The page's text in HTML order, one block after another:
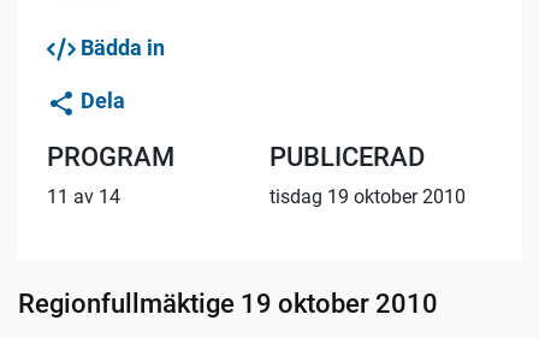
Bädda in
Dela
PROGRAM
11 av 14
PUBLICERAD
tisdag 19 oktober 2010
Regionfullmäktige 19 oktober 2010